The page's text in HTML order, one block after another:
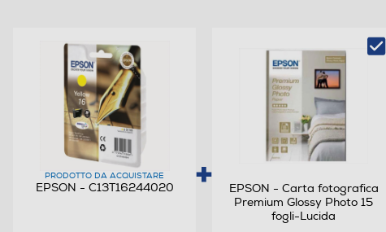
PRODOTTO DA ACQUISTARE
EPSON - C13T16244020
EPSON - Carta fotografica
Premium Glossy Photo 15
fogli-Lucida